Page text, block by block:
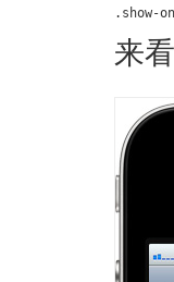
.show-
来